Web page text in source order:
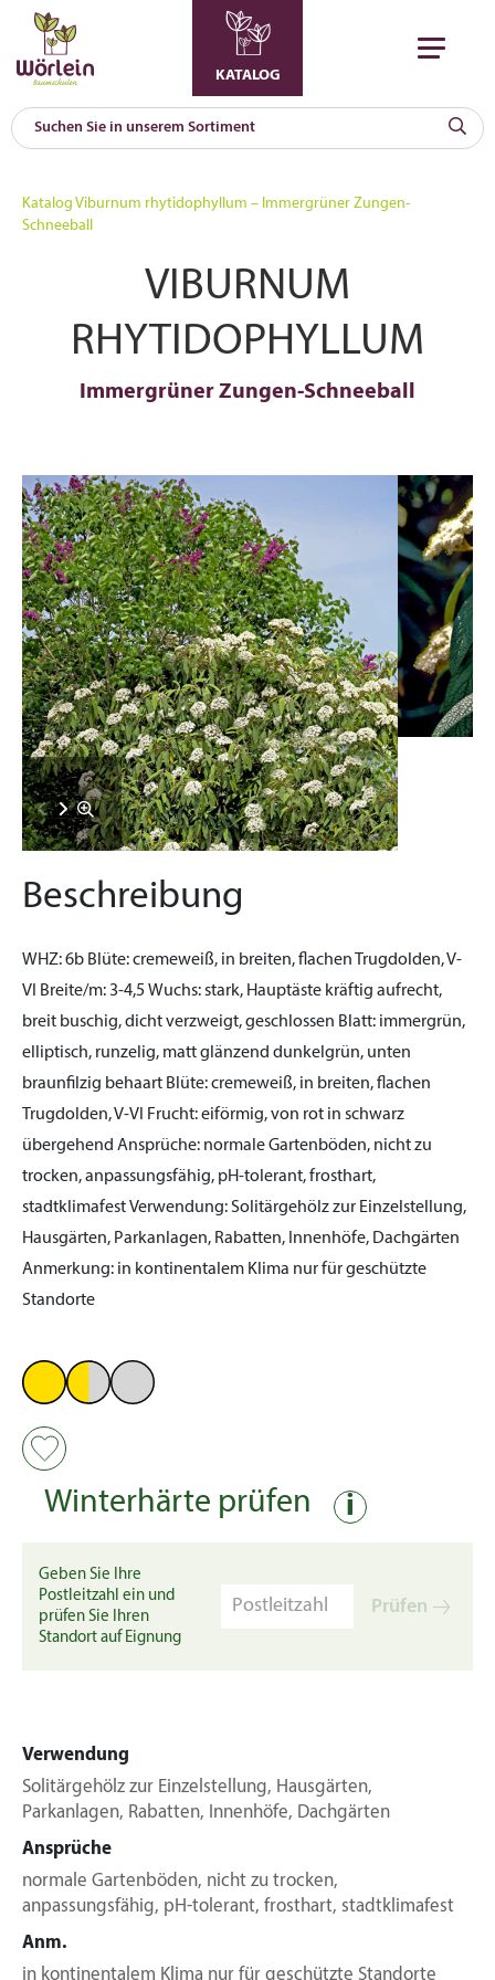
KATALOG
Katalog Viburnum rhytidophyllum – Immergrüner Zungen-
Schneeball
VIBURNUM
RHYTIDOPHYLLUM
Immergrüner Zungen-Schneeball
Beschreibung
WHZ:6b Blüte:cremeweiß, in breiten, flachen Trugdolden, V-
VI Breite/m:3-4,5Wuchs:stark, Hauptäste kräftig aufrecht,
breit buschig, dicht verzweigt, geschlossen Blatt: immergrün,
elliptisch, runzelig, matt glänzend dunkelgrün, unten
braunfilzig behaart Blüte:cremeweiß, in breiten, flachen
Trugdolden, V-VI Frucht:eiförmig, von rot in schwarz
übergehend Ansprüche: normale Gartenböden, nicht zu
trocken, anpassungsfähig, pH-tolerant, frosthart,
stadtklimafestVerwendung:Solitärgehölz zur Einzelstellung,
Hausgärten, Parkanlagen, Rabatten, Innenhöfe, Dachgärten
Anmerkung: in kontinentalem Klima nur für geschützte
Standorte
Winterhärte prüfen i
Geben Sie Ihre
Postleitzahl ein und
prüfen Sie Ihren
Standort auf Eignung
Prüfen
Verwendung
Solitärgehölz zur Einzelstellung, Hausgärten,
Parkanlagen, Rabatten, Innenhöfe, Dachgärten
Ansprüche
normale Gartenböden, nicht zu trocken,
anpassungsfähig, pH-tolerant, frosthart, stadtklimafest
Anm.
in kontinentalem Klima nur für geschützte Standorte